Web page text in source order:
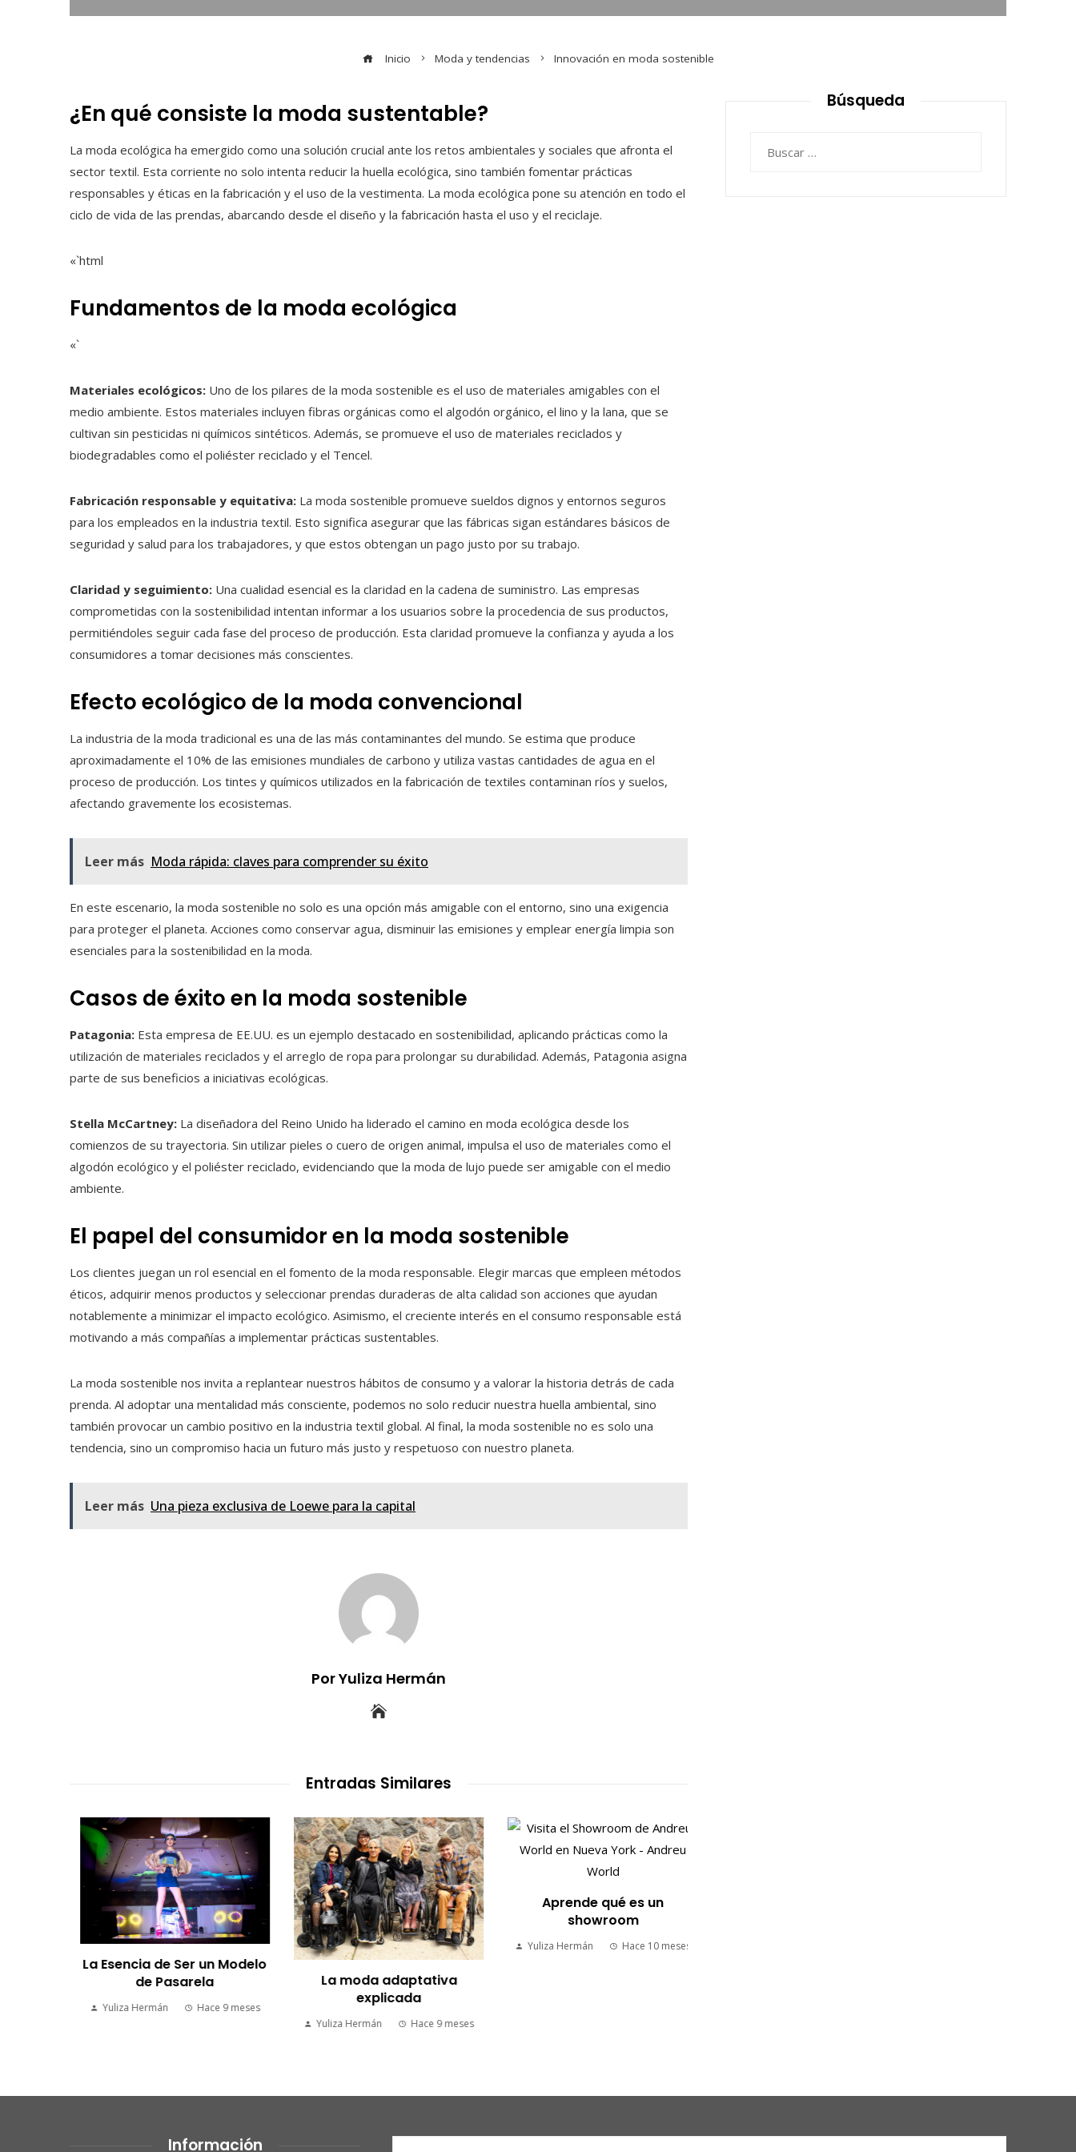
Inicio Moda y tendencias Innovación en moda sostenible
¿En qué consiste la moda sustentable?
La moda ecológica ha emergido como una solución crucial ante los retos ambientales y sociales que afronta el
sector textil. Esta corriente no solo intenta reducir la huella ecológica, sino también fomentar prácticas
responsables y éticas en la fabricación y el uso de la vestimenta. La moda ecológica pone su atención en todo el
ciclo de vida de las prendas, abarcando desde el diseño y la fabricación hasta el uso y el reciclaje.
«`html
Fundamentos de la moda ecológica
«`
Materiales ecológicos: Uno de los pilares de la moda sostenible es el uso de materiales amigables con el
medio ambiente. Estos materiales incluyen fibras orgánicas como el algodón orgánico, el lino y la lana, que se
cultivan sin pesticidas ni químicos sintéticos. Además, se promueve el uso de materiales reciclados y
biodegradables como el poliéster reciclado y el Tencel.
Fabricación responsable y equitativa: La moda sostenible promueve sueldos dignos y entornos seguros
para los empleados en la industria textil. Esto significa asegurar que las fábricas sigan estándares básicos de
seguridad y salud para los trabajadores, y que estos obtengan un pago justo por su trabajo.
Claridad y seguimiento: Una cualidad esencial es la claridad en la cadena de suministro. Las empresas
comprometidas con la sostenibilidad intentan informar a los usuarios sobre la procedencia de sus productos,
permitiéndoles seguir cada fase del proceso de producción. Esta claridad promueve la confianza y ayuda a los
consumidores a tomar decisiones más conscientes.
Efecto ecológico de la moda convencional
La industria de la moda tradicional es una de las más contaminantes del mundo. Se estima que produce
aproximadamente el 10% de las emisiones mundiales de carbono y utiliza vastas cantidades de agua en el
proceso de producción. Los tintes y químicos utilizados en la fabricación de textiles contaminan ríos y suelos,
afectando gravemente los ecosistemas.
Leer más Moda rápida: claves para comprender su éxito
En este escenario, la moda sostenible no solo es una opción más amigable con el entorno, sino una exigencia
para proteger el planeta. Acciones como conservar agua, disminuir las emisiones y emplear energía limpia son
esenciales para la sostenibilidad en la moda.
Casos de éxito en la moda sostenible
Patagonia: Esta empresa de EE.UU. es un ejemplo destacado en sostenibilidad, aplicando prácticas como la
utilización de materiales reciclados y el arreglo de ropa para prolongar su durabilidad. Además, Patagonia asigna
parte de sus beneficios a iniciativas ecológicas.
Stella McCartney: La diseñadora del Reino Unido ha liderado el camino en moda ecológica desde los
comienzos de su trayectoria. Sin utilizar pieles o cuero de origen animal, impulsa el uso de materiales como el
algodón ecológico y el poliéster reciclado, evidenciando que la moda de lujo puede ser amigable con el medio
ambiente.
El papel del consumidor en la moda sostenible
Los clientes juegan un rol esencial en el fomento de la moda responsable. Elegir marcas que empleen métodos
éticos, adquirir menos productos y seleccionar prendas duraderas de alta calidad son acciones que ayudan
notablemente a minimizar el impacto ecológico. Asimismo, el creciente interés en el consumo responsable está
motivando a más compañías a implementar prácticas sustentables.
La moda sostenible nos invita a replantear nuestros hábitos de consumo y a valorar la historia detrás de cada
prenda. Al adoptar una mentalidad más consciente, podemos no solo reducir nuestra huella ambiental, sino
también provocar un cambio positivo en la industria textil global. Al final, la moda sostenible no es solo una
tendencia, sino un compromiso hacia un futuro más justo y respetuoso con nuestro planeta.
Leer más Una pieza exclusiva de Loewe para la capital
Por Yuliza Hermán
Entradas Similares
La Esencia de Ser un Modelo
de Pasarela
Yuliza Hermán Hace 9 meses
La moda adaptativa
explicada
Yuliza Hermán Hace 9 meses
Aprende qué es un
showroom
Yuliza Hermán Hace 10 meses
Búsqueda
Información